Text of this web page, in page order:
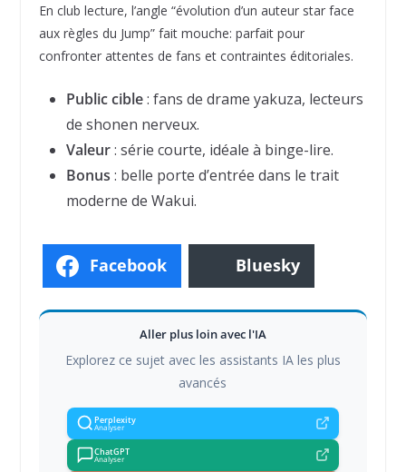
En club lecture, l’angle “évolution d’un auteur star face
aux règles du Jump” fait mouche: parfait pour
confronter attentes de fans et contraintes éditoriales.
Public cible: fans de drame yakuza, lecteurs
de shonen nerveux.
Valeur: série courte, idéale à binge-lire.
Bonus : belle porte d’entrée dans le trait
moderne de Wakui.
Facebook Bluesky
Aller plus loin avec l'IA
Explorez ce sujet avec les assistants IA les plus
avancés
Perplexity
Analyser
ChatGPT
Analyser